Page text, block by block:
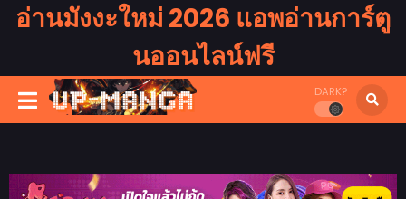
อ่านมังงะใหม่ 2026 แอพอ่านการ์ตู
นออนไลน์ฟรี
DARK?